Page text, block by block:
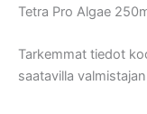
Tetra Pro Algae
Tarkemmat tiedot
saatavilla